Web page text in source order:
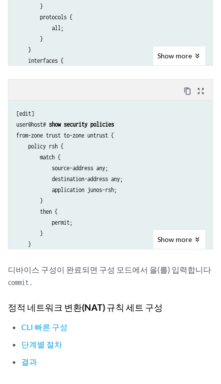
        }
        protocols {
            all;
        }
    }
    interfaces {
    host-inbound-traffic {
        system-services {
            all;
        }
        protocols {
            all;
    interfaces {
        fe-3/0/1.0;
Show more
content_copy zoom_out_map
[edit]
user@host# show security policies
from-zone trust to-zone untrust {
    policy rsh {
        match {
            source-address any;
            destination-address any;
            application junos-rsh;
        }
        then {
            permit;
        }
    }
Show more
디바이스 구성이 완료되면 구성 모드에서 을(를) 입력합니다
commit
정적 네트워크 변환(NAT) 규칙 세트 구성
CLI 빠른 구성
단계별 절차
결과